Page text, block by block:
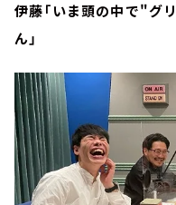
伊藤「いま頭の中で"グ
ん」